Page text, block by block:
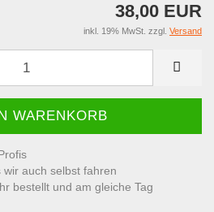
38,00 EUR
inkl. 19% MwSt. zzgl. Versand
auch selbst fahren
bestellt und am gleiche Tag